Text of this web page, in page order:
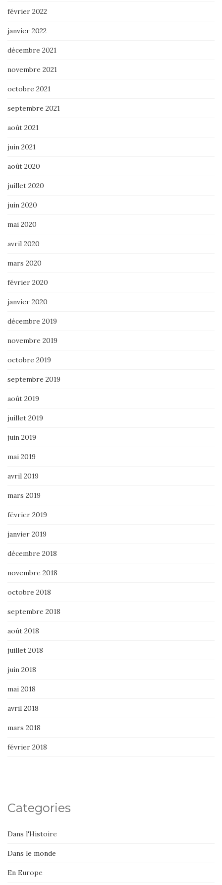
février 2022
janvier 2022
décembre 2021
novembre 2021
octobre 2021
septembre 2021
août 2021
juin 2021
août 2020
juillet 2020
juin 2020
mai 2020
avril 2020
mars 2020
février 2020
janvier 2020
décembre 2019
novembre 2019
octobre 2019
septembre 2019
août 2019
juillet 2019
juin 2019
mai 2019
avril 2019
mars 2019
février 2019
janvier 2019
décembre 2018
novembre 2018
octobre 2018
septembre 2018
août 2018
juillet 2018
juin 2018
mai 2018
avril 2018
mars 2018
février 2018
Categories
Dans l'Histoire
Dans le monde
En Europe